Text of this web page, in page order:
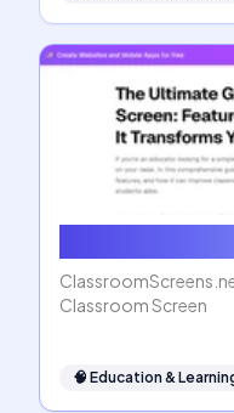
Classroom Screen
🧠 Education &